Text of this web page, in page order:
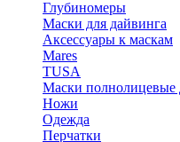
Глубиномеры
Маски для дайвинга
Аксессуары к маскам
Mares
TUSA
Маски полнолицевые
Ножи
Одежда
Перчатки